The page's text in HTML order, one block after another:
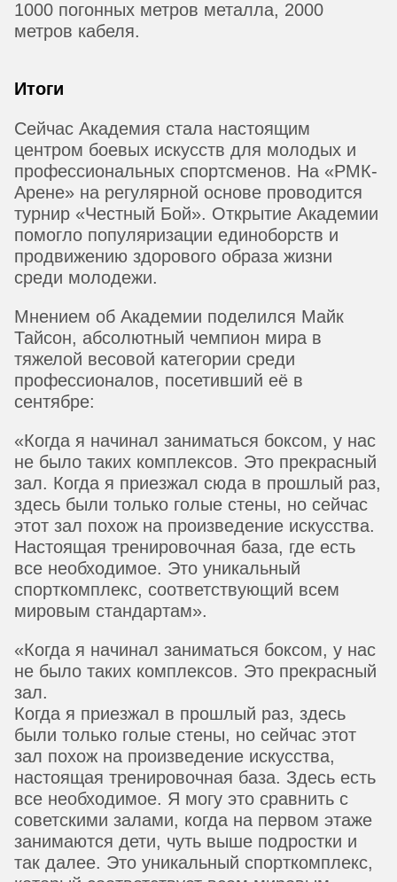
1000 погонных метров металла, 2000
метров кабеля.
Итоги
Сейчас Академия стала настоящим
центром боевых искусств для молодых и
профессиональных спортсменов. На «РМК-
Арене» на регулярной основе проводится
турнир «Честный Бой». Открытие Академии
помогло популяризации единоборств и
продвижению здорового образа жизни
среди молодежи.
Мнением об Академии поделился Майк
Тайсон, абсолютный чемпион мира в
тяжелой весовой категории среди
профессионалов, посетивший её в
сентябре:
«Когда я начинал заниматься боксом, у нас
не было таких комплексов. Это прекрасный
зал. Когда я приезжал сюда в прошлый раз,
здесь были только голые стены, но сейчас
этот зал похож на произведение искусства.
Настоящая тренировочная база, где есть
все необходимое. Это уникальный
спорткомплекс, соответствующий всем
мировым стандартам».
«Когда я начинал заниматься боксом, у нас
не было таких комплексов. Это прекрасный
зал.
Когда я приезжал в прошлый раз, здесь
были только голые стены, но сейчас этот
зал похож на произведение искусства,
настоящая тренировочная база. Здесь есть
все необходимое. Я могу это сравнить с
советскими залами, когда на первом этаже
занимаются дети, чуть выше подростки и
так далее. Это уникальный спорткомплекс,